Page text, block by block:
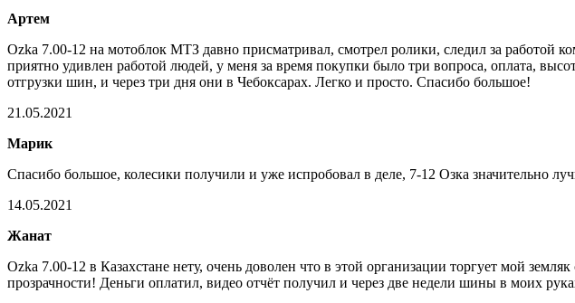
Артем
Ozka 7.00-12 на мотоблок МТЗ давно присматривал, смотрел ролики, следил за работой
приятно удивлен работой людей, у меня за время покупки было три вопроса, оплата,
отгрузки шин, и через три дня они в Чебоксарах. Легко и просто. Спасибо большое!
21.05.2021
Марик
Спасибо большое, колесики получили и уже испробовал в деле, 7-12 Озка значительно
14.05.2021
Жанат
Ozka 7.00-12 в Казахстане нету, очень доволен что в этой организации торгует мой
прозрачности! Деньги оплатил, видео отчёт получил и через две недели шины в моих